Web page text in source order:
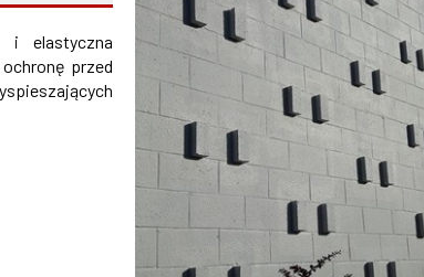
i elastyczna
przed